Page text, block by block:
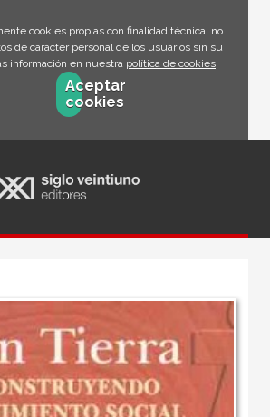
cookies propias con finalidad técnica, no
de carácter personal de los usuarios sin su
información en nuestra política de cookies.
Aceptar
cookies